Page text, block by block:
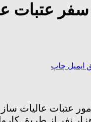
ایمیل چاپ
عالیات